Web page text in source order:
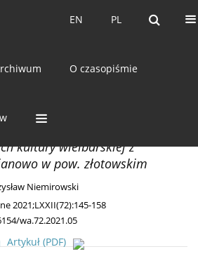
PL
EN PL
EN
O czasopiśmie
uzbrojenie
kultury wielbarskiej z
w pow. złotowskim
Niemirowski
2021;LXXII(72):145-158
wa.72.2021.05
Artykuł (PDF)